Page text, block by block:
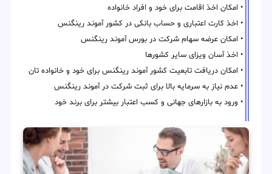
• امکان اخذ اقامت برای خود و افراد خانواده
• اخذ کارت اعتباری و حساب بانکی در کشور آموند رینگنس
• امکان عرضه سهام شرکت در بورس آموند رینگنس
• اخذ آسان ویزای سایر کشورها
• امکان دریافت تابعیت کشور آموند رینگنس برای خود و خانواده تان
• عدم نیاز به سرمایه بالا برای ثبت شرکت در آموند رینگنس
• ورود به بازارهای جهانی و کسب اعتبار بیشتر برای برند خود